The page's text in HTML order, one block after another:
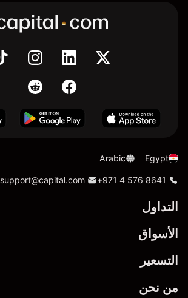
Egypt
Arabic
+971 4 576 8641
support@capital.com
التداول
الأسواق
التسعير
من نحن